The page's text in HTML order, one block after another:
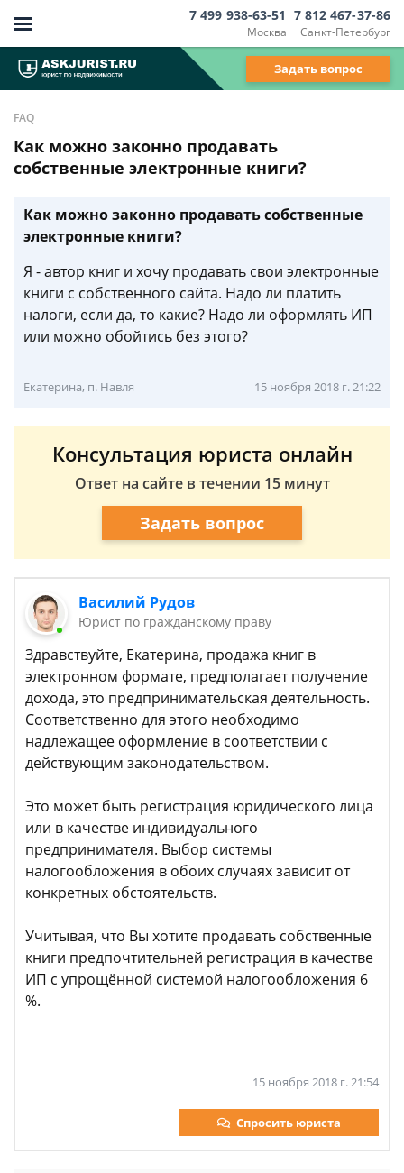
Москва
7 499 938-63-51
Санкт-Петербург
7 812 467-37-86
Задать вопрос
FAQ
Как можно законно продавать
собственные электронные книги?
Как можно законно продавать собственные
электронные книги?
Я - автор книг и хочу продавать свои электронные
книги с собственного сайта. Надо ли платить
налоги, если да, то какие? Надо ли оформлять ИП
или можно обойтись без этого?
Екатерина, п. Навля 15 ноября 2018 г. 21:22
Консультация юриста онлайн
Ответ на сайте в течении 15 минут
Задать вопрос
Василий Рудов
Юрист по гражданскому праву
Здравствуйте, Екатерина, продажа книг в
электронном формате, предполагает получение
дохода, это предпринимательская деятельность.
Соответственно для этого необходимо
надлежащее оформление в соответствии с
действующим законодательством.
Это может быть регистрация юридического лица
или в качестве индивидуального
предпринимателя. Выбор системы
налогообложения в обоих случаях зависит от
конкретных обстоятельств.
Учитывая, что Вы хотите продавать собственные
книги предпочтительней регистрация в качестве
ИП с упрощённой системой налогообложения 6
%.
15 ноября 2018 г. 21:54
Спросить юриста